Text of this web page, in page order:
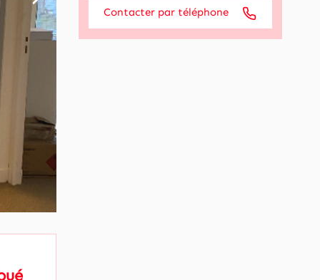
Contacter par téléphone